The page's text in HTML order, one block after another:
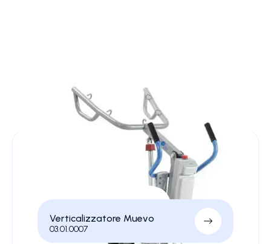
dignità del paziente.
Verticalizzatore Muevo
03.01.0007